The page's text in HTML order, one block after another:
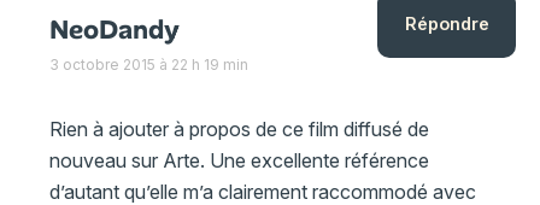
NeoDandy
3 octobre 2015 à 22 h 19 min
Rien à ajouter à propos de ce film diffusé de
nouveau sur Arte. Une excellente référence
d’autant qu’elle m’a clairement raccommodé avec
Répondre